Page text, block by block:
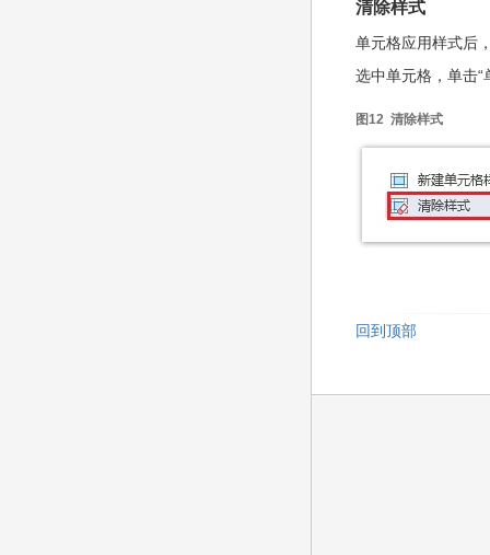
清除样式
单元格应用样式后
选中单元格，单击“
图12 清除样式
回到顶部